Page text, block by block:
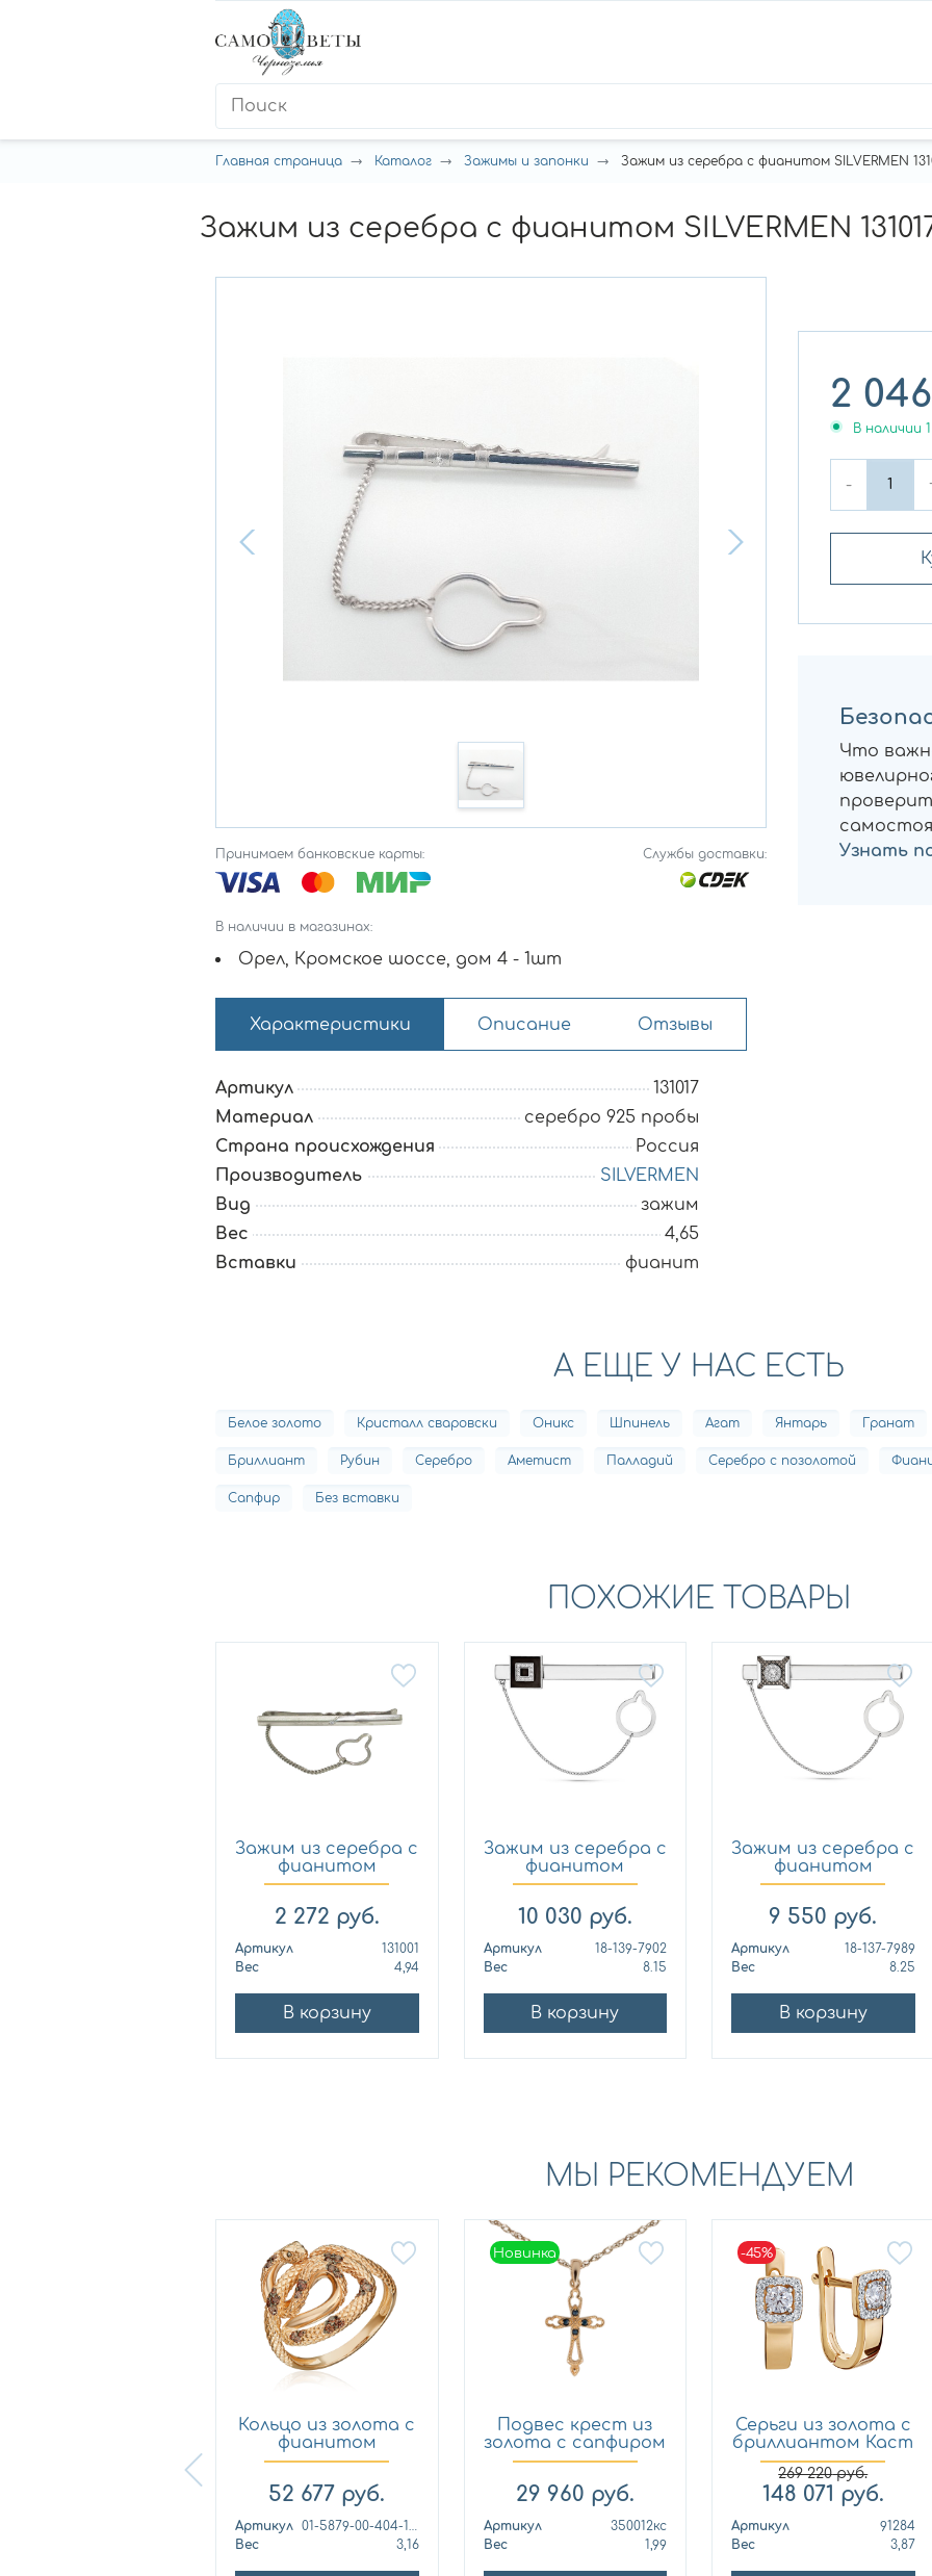
Главная страница Каталог Зажимы и запонки Зажим из серебра с фианитом SILVERMEN
Зажим из серебра с фианитом SILVERMEN
Принимаем банковские карты: Службы доставки:
В наличии в магазинах:
Орел, Кромское шоссе, дом 4 - 1шт
2 046
В наличии 1
-
Что
Узнать
Характеристики Описание Отзывы
Артикул
131017
Материал
серебро 925 пробы
Страна происхождения
Россия
Производитель
SILVERMEN
Вид
зажим
Вес
4,65
Вставки
фианит
А ЕЩЕ У НАС ЕСТЬ
Белое золото Кристалл сваровски Оникс Шпинель Агат Янтарь Гранат
Бриллиант Рубин Серебро Аметист Палладий Серебро с позолотой
Сапфир Без вставки
ПОХОЖИЕ ТОВАРЫ
Зажим из серебра с
фианитом
SILVERMEN...
2 272 руб.
Артикул
131001
Вес
4,94
В корзину
Зажим из серебра с
фианитом
KABAROVSK...
10 030 руб.
Артикул
18-139-7902
Вес
8.15
В корзину
Зажим из серебра с
фианитом
KABAROVSK...
9 550 руб.
Артикул
18-137-7989
Вес
8.25
В корзину
МЫ РЕКОМЕНДУЕМ
Кольцо из золота с
фианитом
Платина 0...
52 677 руб.
Артикул
01-5879-00-404-1110
Вес
3,16
Новинка
Новинка
Подвес крест из
золота с сапфиром
Кло...
29 960 руб.
Артикул
350012кс
Вес
1,99
-45%
Серьги из золота с
бриллиантом Каст
ю...
269 220руб.
148 071 руб.
Артикул
91284
Вес
3,87